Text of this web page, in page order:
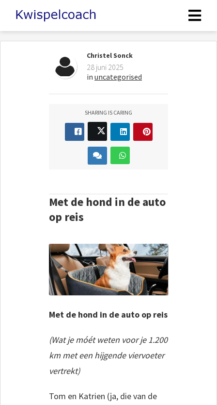
Christel Sonck
28 juni 2025
in uncategorised
SHARING IS CARING
Met de hond in de auto
op reis
Met de hond in de auto op reis
(Wat je móét weten voor je 1.200
km met een hijgende viervoeter
vertrekt)
Tom en Katrien (ja, die van de